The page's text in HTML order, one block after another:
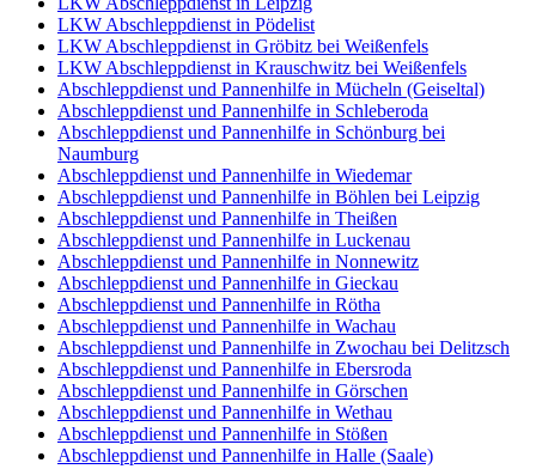
LKW Abschleppdienst in Pödelist
LKW Abschleppdienst in Gröbitz bei Weißenfels
LKW Abschleppdienst in Krauschwitz bei Weißenfels
Abschleppdienst und Pannenhilfe in Mücheln (Geiseltal)
Abschleppdienst und Pannenhilfe in Schleberoda
Abschleppdienst und Pannenhilfe in Schönburg bei
Naumburg
Abschleppdienst und Pannenhilfe in Wiedemar
Abschleppdienst und Pannenhilfe in Böhlen bei Leipzig
Abschleppdienst und Pannenhilfe in Theißen
Abschleppdienst und Pannenhilfe in Luckenau
Abschleppdienst und Pannenhilfe in Nonnewitz
Abschleppdienst und Pannenhilfe in Gieckau
Abschleppdienst und Pannenhilfe in Rötha
Abschleppdienst und Pannenhilfe in Wachau
Abschleppdienst und Pannenhilfe in Zwochau bei Delitzsch
Abschleppdienst und Pannenhilfe in Ebersroda
Abschleppdienst und Pannenhilfe in Görschen
Abschleppdienst und Pannenhilfe in Wethau
Abschleppdienst und Pannenhilfe in Stößen
Abschleppdienst und Pannenhilfe in Halle (Saale)